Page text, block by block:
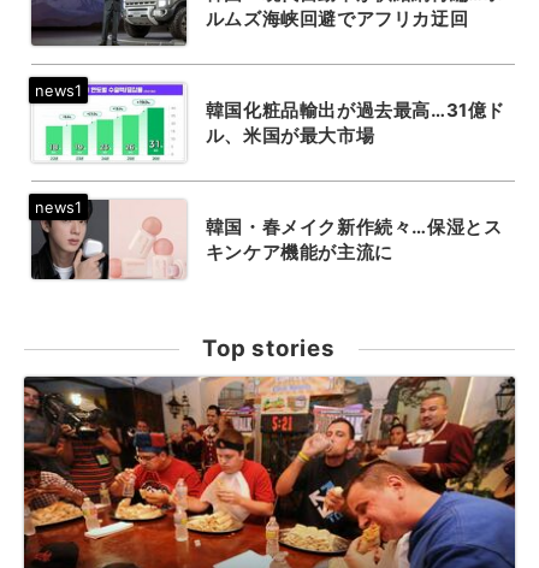
ルムズ海峡回避でアフリカ迂回
韓国化粧品輸出が過去最高…31億ド
ル、米国が最大市場
韓国・春メイク新作続々…保湿とス
キンケア機能が主流に
Top stories